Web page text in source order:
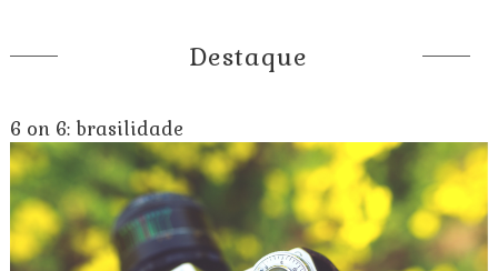
Destaque
6 on 6: brasilidade